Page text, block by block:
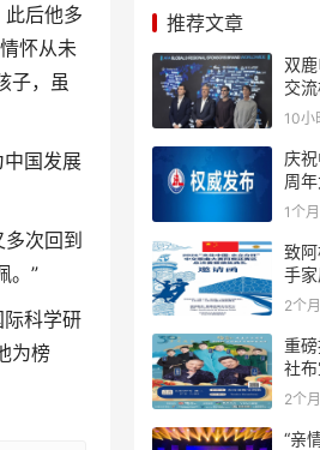
后他多
怀从未
子，虽
国发展
次回到
。”
科学研
为榜
推荐文章
双
交
足协
10小
庆
周
举行
1个
致
手
2个
重
社
场
结！
2个
“亲